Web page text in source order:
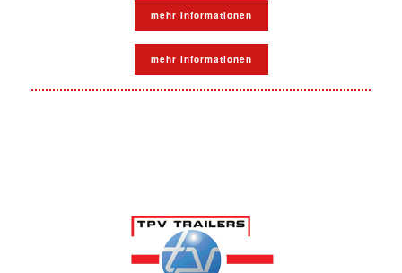
mehr Informationen
mehr Informationen